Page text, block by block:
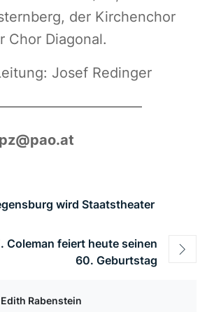
der Kirchenchor
Chor Diagonal.
Josef Redinger
wird Staatstheater
Coleman feiert heute seinen
60. Geburtstag
Edith Rabenstein